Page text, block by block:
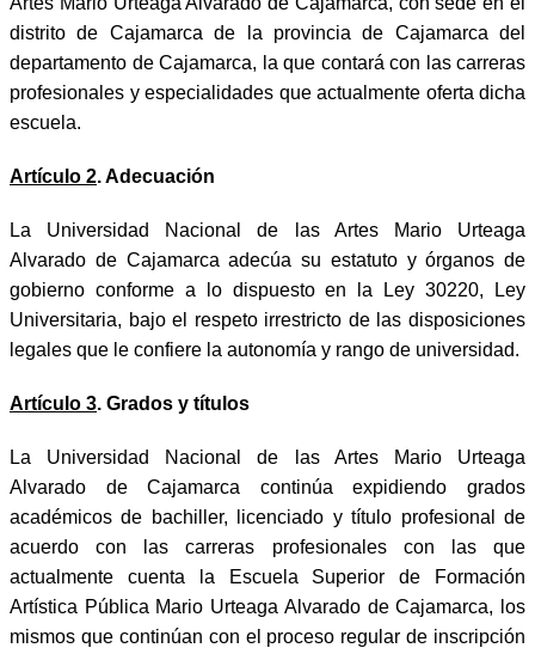
distrito de Cajamarca de la provincia de Cajamarca del
departamento de Cajamarca, la que contará con las carreras
profesionales y especialidades que actualmente oferta dicha
escuela.
Artículo 2. Adecuación
La Universidad Nacional de las Artes Mario Urteaga
Alvarado de Cajamarca adecúa su estatuto y órganos de
gobierno conforme a lo dispuesto en la Ley 30220, Ley
Universitaria, bajo el respeto irrestricto de las disposiciones
legales que le confiere la autonomía y rango de universidad.
Artículo 3. Grados y títulos
La Universidad Nacional de las Artes Mario Urteaga
Alvarado de Cajamarca continúa expidiendo grados
académicos de bachiller, licenciado y título profesional de
acuerdo con las carreras profesionales con las que
actualmente cuenta la Escuela Superior de Formación
Artística Pública Mario Urteaga Alvarado de Cajamarca, los
mismos que continúan con el proceso regular de inscripción